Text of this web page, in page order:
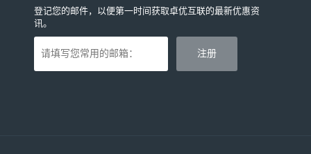
登记您的邮件，以便第一时间获取卓优互联的最新优惠资
讯。